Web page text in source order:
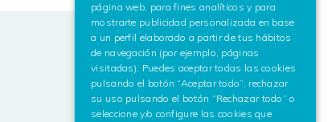
página web, para fines analíticos y para
mostrarte publicidad personalizada en base
a un perfil elaborado a partir de tus hábitos
de navegación (por ejemplo, páginas
visitadas). Puedes aceptar todas las cookies
pulsando el botón “Aceptar todo”, rechazar
su uso pulsando el botón “Rechazar todo” o
seleccione y/o configure las cookies que